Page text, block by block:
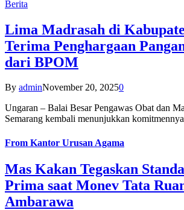
Berita
Lima Madrasah di
Terima Penghargaan
dari BPOM
By adminNovember 20, 20250
Ungaran – Balai Besar Pengawas Obat dan
Semarang kembali menunjukkan
From Kantor Urusan Agama
Mas Kakan Tegaskan
Prima saat Monev Tata
Ambarawa